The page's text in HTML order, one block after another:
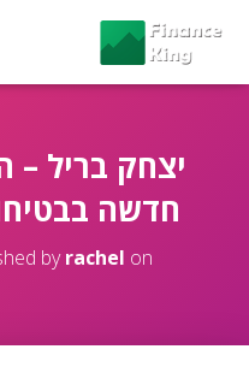
יצחק בריל
חדשה
byrachel on